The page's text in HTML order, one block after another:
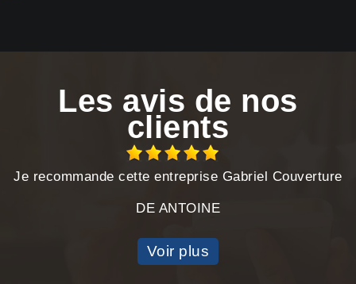
Les avis de nos
clients
Je recommande cette entreprise Gabriel Couverture
DE ANTOINE
Voir plus